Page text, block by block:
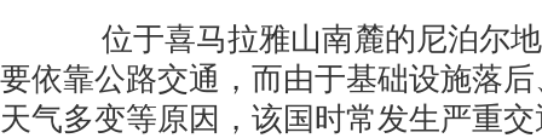
位于喜马拉雅山南麓的尼泊尔地
要依靠公路交通，而由于基础设施落
天气多变等原因，该国时常发生严重